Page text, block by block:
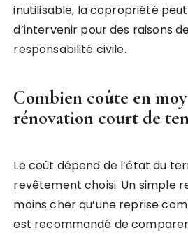
inutilisable, la copropriété
d’intervenir pour des raisons
responsabilité civile.
Combien coûte en
rénovation court de
Le coût dépend de l’état du
revêtement choisi. Un simple
moins cher qu’une reprise
est recommandé de